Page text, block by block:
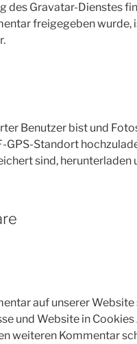
des Gravatar-Dienstes
freigegeben
Benutzer bist und
GPS-Standort
sind,
auf unserer
und Website in
weiteren Kommentar